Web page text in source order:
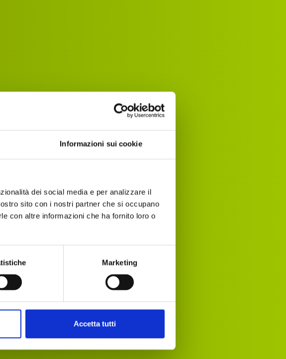
Informazioni sui cookie
dei social media e per analizzare il
sito con i nostri partner che si occupano
con altre informazioni che ha fornito loro o
Marketing
Accetta tutti